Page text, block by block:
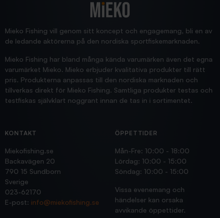
Jensa
Mieko Fishing vill genom sitt koncept och engagemang, bli en av
de ledande aktörerna på den nordiska sportfiskemarknaden.
Mieko Fishing har bland många kända varumärken även det egna
varumärket Mieko. Mieko erbjuder kvalitativa produkter till rätt
pris. Produkterna anpassas till den nordiska marknaden och
tillverkas direkt för Mieko Fishing. Samtliga produkter testas och
testfiskas självklart noggrant innan de tas in i sortimentet.
KONTAKT
Miekofishing.se
Backavägen 20
790 15 Sundborn
Sverige
023-62170
E-post: info@miekofishing.se
ÖPPETTIDER
Mån-Fre: 10:00 - 18:00
Lördag: 10:00 - 15:00
Söndag: 10:00 - 15:00
Vissa evenemang och
händelser kan orsaka
avvikande öppettider.